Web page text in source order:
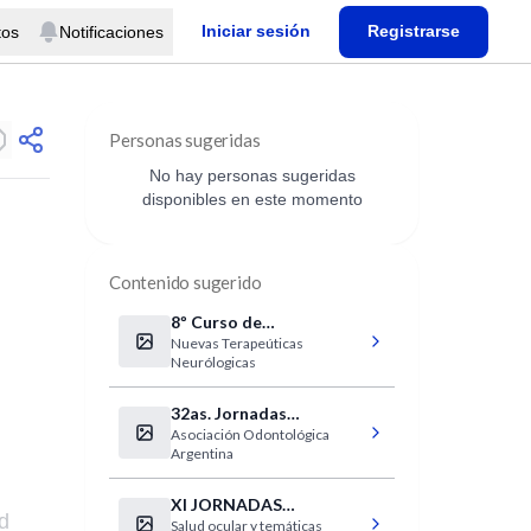
Notificaciones Iniciar sesión Registrarse
Personas sugeridas
No hay personas sugeridas
disponibles en este momento
Contenido sugerido
8º Curso de
actualización
Neurológica
Nuevas Terapeúticas
Neurólogicas
32as. Jornadas
Internacionales de la
Asociación
Odontológica Argentina
Asociación Odontológica
Argentina
XI JORNADAS
Salud ocular y temáticas